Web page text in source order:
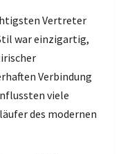
Vertreter
war einzigartig,
Verbindung
viele
des modernen